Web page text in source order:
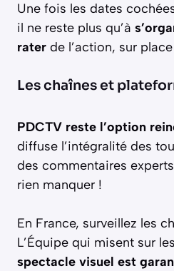
Une fois les dates
il ne reste plus qu’à
rater de l’action, sur
Les chaînes et
PDCTV reste l’option
diffuse l’intégralité des
des commentaires
rien manquer !
En France, surveillez les
L’Équipe qui misent sur
spectacle visuel est